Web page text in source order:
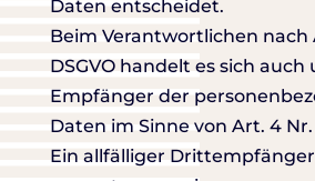
Daten entscheidet.
Beim Verantwortlichen nach
DSGVO handelt es sich auch
Empfänger der
Daten im Sinne von Art. 4 Nr.
Ein allfälliger